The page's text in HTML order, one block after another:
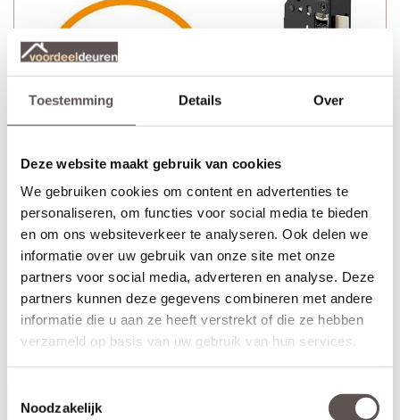
Toestemming Details Over
Deze website maakt gebruik van cookies
We gebruiken cookies om content en advertenties te
personaliseren, om functies voor social media te bieden
en om ons websiteverkeer te analyseren. Ook delen we
informatie over uw gebruik van onze site met onze
partners voor social media, adverteren en analyse. Deze
partners kunnen deze gegevens combineren met andere
informatie die u aan ze heeft verstrekt of die ze hebben
verzameld op basis van uw gebruik van hun services.
Noodzakelijk
+ Zwarte CanDo Sphere minimal deurkrukset met minirozet
(twee zijden)